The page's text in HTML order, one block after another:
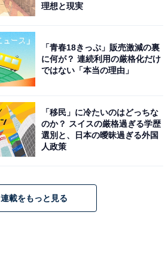
理想と現実
「青春18きっぷ」販売激減の裏
に何が？ 連続利用の厳格化だけ
ではない「本当の理由」
「移民」に冷たいのはどっちな
のか？ スイスの厳格過ぎる学歴
選別と、日本の曖昧過ぎる外国
人政策
連載をもっと見る